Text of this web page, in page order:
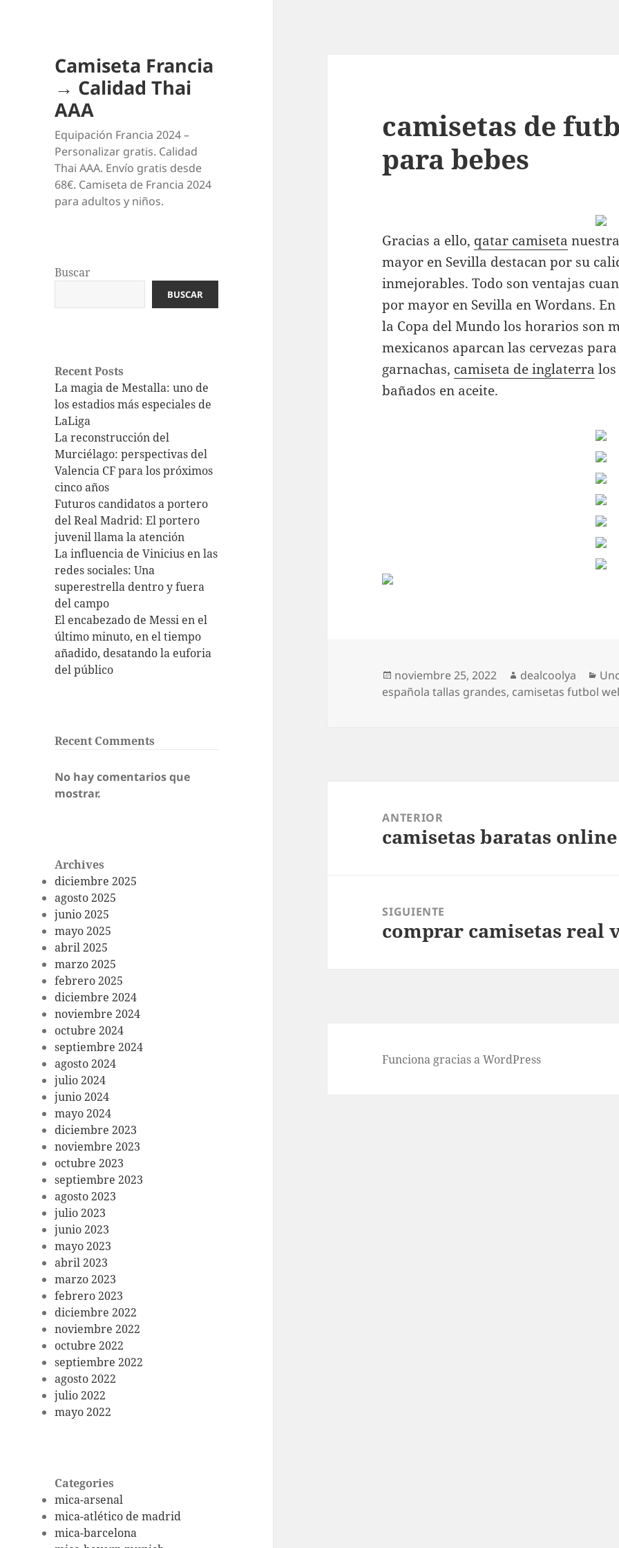
Camiseta Francia
→ Calidad Thai
AAA
Equipación Francia 2024 –
Personalizar gratis. Calidad
Thai AAA. Envío gratis desde
68€. Camiseta de Francia 2024
para adultos y niños.
Buscar
BUSCAR
Recent Posts
La magia de Mestalla: uno de
los estadios más especiales de
LaLiga
La reconstrucción del
Murciélago: perspectivas del
Valencia CF para los próximos
cinco años
Futuros candidatos a portero
del Real Madrid: El portero
juvenil llama la atención
La influencia de Vinicius en las
redes sociales: Una
superestrella dentro y fuera
del campo
El encabezado de Messi en el
último minuto, en el tiempo
añadido, desatando la euforia
del público
Recent Comments
No hay comentarios que
mostrar.
Archives
diciembre 2025
agosto 2025
junio 2025
mayo 2025
abril 2025
marzo 2025
febrero 2025
diciembre 2024
noviembre 2024
octubre 2024
septiembre 2024
agosto 2024
julio 2024
junio 2024
mayo 2024
diciembre 2023
noviembre 2023
octubre 2023
septiembre 2023
agosto 2023
julio 2023
junio 2023
mayo 2023
abril 2023
marzo 2023
febrero 2023
diciembre 2022
noviembre 2022
octubre 2022
septiembre 2022
agosto 2022
julio 2022
mayo 2022
Categories
mica-arsenal
mica-atlético de madrid
mica-barcelona
camisetas de
para bebes
Gracias a ello, qatar camiseta
mayor en Sevilla destacan por su
inmejorables. Todo son ventajas
por mayor en Sevilla en Wordans.
la Copa del Mundo los horarios son
mexicanos aparcan las cervezas
garnachas, camiseta de inglaterra
bañados en aceite.
Publicado
el
noviembre 25, 2022 Autor
dealcoolya
española tallas grandes, camisetas futbol
entradas
ANTERIOR
Entrada
camisetas baratas online
SIGUIENTE
Entrada
comprar camisetas real
Funciona gracias a WordPress